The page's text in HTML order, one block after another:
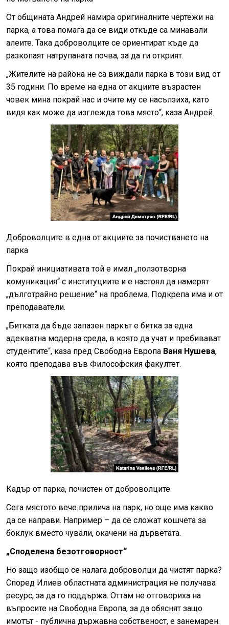
От общината Андрей намира оригиналните чертежи на
парка, а това помага да се види откъде са минавали
алеите. Така доброволците се ориентират къде да
разкопаят натрупаната почва, за да ги открият.
„Жителите на района не са виждали парка в този вид от
35 години. По време на една от акциите възрастен
човек мина покрай нас и очите му се насълзиха, като
видя как може да изглежда това място“, каза Андрей.
Доброволците в една от акциите за почистването на
парка
Покрай инициативата той е имал „ползотворна
комуникация“ с институциите и е настоял да намерят
„дълготрайно решение“ на проблема. Подкрепа има и от
преподаватели.
„Битката да бъде запазен паркът е битка за една
адекватна модерна среда, в която да учат и пребивават
студентите“, каза пред Свободна Европа Ваня Нушева,
която преподава във Философския факултет.
Кадър от парка, почистен от доброволците
Сега мястото вече прилича на парк, но още има какво
да се направи. Например – да се сложат кошчета за
боклук вместо чували, окачени на дърветата.
„Споделена безотговорност“
Но защо изобщо се налага доброволци да чистят парка?
Според Илиев областната администрация не получава
ресурс, за да го поддържа. Оттам не отговориха на
въпросите на Свободна Европа, за да обяснят защо
имотът - публична държавна собственост, е занемарен.